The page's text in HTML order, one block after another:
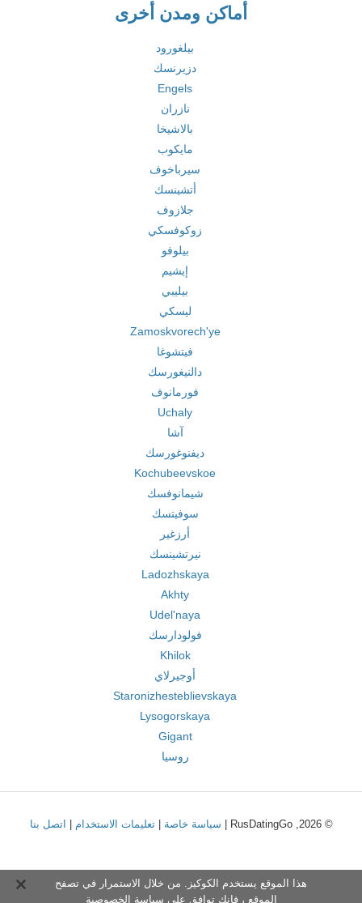
أماكن ومدن أخرى
بيلغورود
دزيرنسك
Engels
نازران
بالاشيخا
مايكوب
سيرباخوف
أتشينسك
جلازوف
زوكوفسكي
بيلوفو
إيشيم
بيليبي
ليسكي
Zamoskvorech'ye
فيتشوغا
دالنيغورسك
فورمانوف
Uchaly
آشا
ديفنوغورسك
Kochubeevskoe
شيمانوفسك
سوفيتسك
أرزغير
نيرتشينسك
Ladozhskaya
Akhty
Udel'naya
فولودارسك
Khilok
أوجيرلاي
Staronizhesteblievskaya
Lysogorskaya
Gigant
روسيا
© 2026, RusDatingGo | سياسة خاصة |تعليمات الاستخدام اتصل بنا
هذا الموقع يستخدم الكوكيز. من خلال الاستمرار في تصفح
الموقع ، فإنك توافق على سياسة الخصوصية